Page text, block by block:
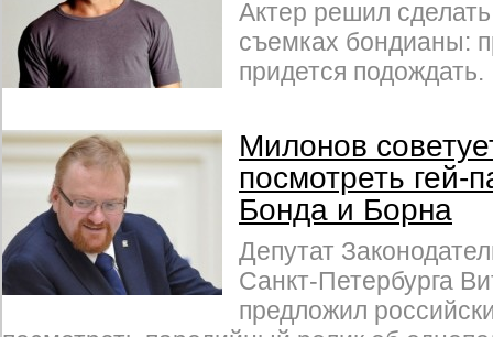
Актер решил
съемках бондианы:
придется подождать.
Милонов
посмотреть гей-
Бонда и Борна
Депутат
Санкт-Петербурга
предложил